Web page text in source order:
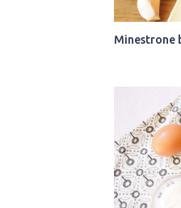
Minestrone